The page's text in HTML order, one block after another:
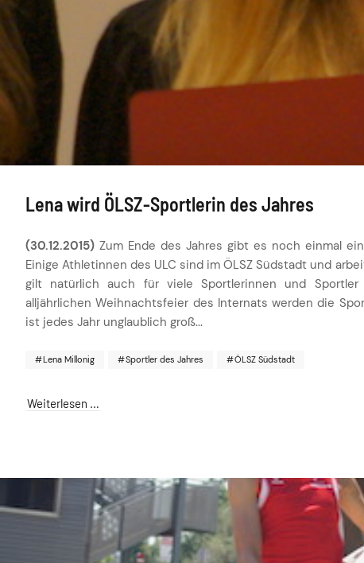
Lena wird ÖLSZ-Sportlerin des Jahres
(30.12.2015) Zum Ende des Jahres gibt es noch einmal
Einige Athletinnen des ULC sind im ÖLSZ Südstadt und
gilt natürlich auch für viele Sportlerinnen und
alljährlichen Weihnachtsfeier des Internats werden die
ist jedes Jahr unglaublich groß...
Lena Millonig Sportler des Jahres ÖLSZ Südstadt
Weiterlesen …